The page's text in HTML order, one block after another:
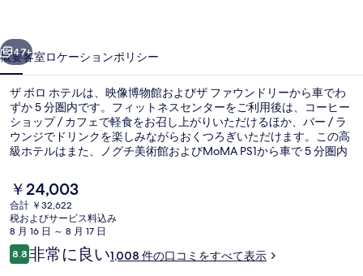
写
真
ギ
ャ
ラ
リ
ー
次へ
47+
概要客室ロケーションポリシー
ザ ボロ ホテルは、映像博物館およびザ ファウンドリーから車でわ
ずか 5 分圏内です。フィットネスセンターをご利用後は、コーヒー
ショップ / カフェで軽食をお召し上がりいただけるほか、バー / ラ
ウンジでドリンクを楽しみながらおくつろぎいただけます。この高
級ホテルはまた、ノグチ美術館およびMoMA PS1から車で 5 分圏内
を気に入っています。地下鉄 39 アベニュー駅までは 5 分で、地下
鉄 クイーンズボロ プラザ駅までは 7 分です。
現
在
の
料
金
は
￥24,003
合計 ￥32,622
税およびサービス料込み
8 月 16 日 ～ 8 月 17 日
口
コ
8.810段階中8.8
非常に良い1,008 件の口コミをすべて表示